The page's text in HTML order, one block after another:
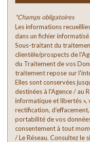
Familles sans enfant
Familles avec 1 ou 2
Maisons
Appartements
Familles avec 3
*Champs obligatoires
Les informations
dans un fichier
Sous-traitant du
clientèle/prospects de
du Traitement de vos
traitement repose sur
Elles sont conservées
destinées à l'Agence / au
informatique et libertés »,
rectification,
portabilité de vos
consentement à tout
/ Le Réseau. Consultez le